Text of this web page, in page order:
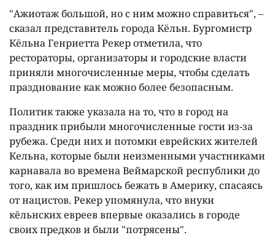
"Ажиотаж большой, но с ним можно справиться", –
сказал представитель города Кёльн. Бургомистр
Кёльна Генриетта Рекер отметила, что
рестораторы, организаторы и городские власти
приняли многочисленные меры, чтобы сделать
празднование как можно более безопасным.
Политик также указала на то, что в город на
праздник прибыли многочисленные гости из-за
рубежа. Среди них и потомки еврейских жителей
Кельна, которые были неизменными участниками
карнавала во времена Веймарской республики до
того, как им пришлось бежать в Америку, спасаясь
от нацистов. Рекер упомянула, что внуки
кёльнских евреев впервые оказались в городе
своих предков и были "потрясены".